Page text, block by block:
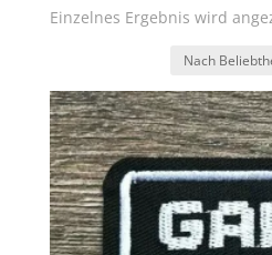
Einzelnes Ergebnis wird